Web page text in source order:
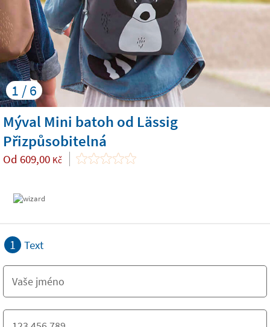
1 / 6
Mýval Mini batoh od Lässig
Přizpůsobitelná
Od 609,00 Kč
1 Text